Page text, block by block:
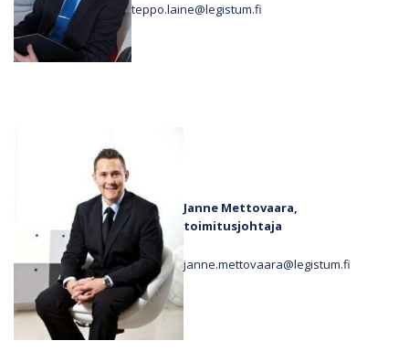
teppo.laine@legistum.fi
Janne Mettovaara,
toimitusjohtaja
janne.mettovaara@legistum.fi